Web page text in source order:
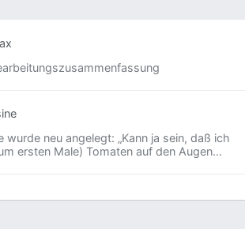
wurde neu angelegt: „Kann ja sein, daß ich
ersten Male) Tomaten auf den Augen